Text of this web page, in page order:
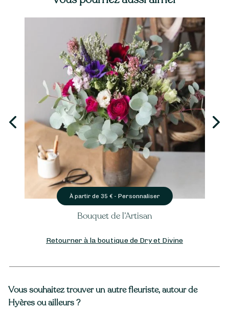
À partir de 35 € - Personnaliser
Bouquet de l’Artisan
Retourner à la boutique de Dry et Divine
Vous souhaitez trouver un autre fleuriste, autour de
Hyères ou ailleurs ?